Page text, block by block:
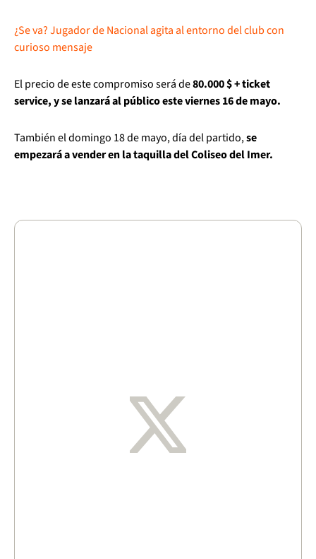
¿Se va? Jugador de Nacional agita al entorno del club con
curioso mensaje
El precio de este compromiso será de80.000 $ + ticket
service, y se lanzará al público este viernes 16 de mayo.
También el domingo 18 de mayo, día del partido,se
empezará a vender en la taquilla del Coliseo del Imer.